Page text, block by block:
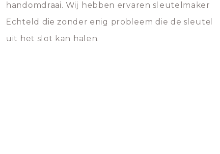
handomdraai. Wij hebben ervaren sleutelmaker
Echteld die zonder enig probleem die de sleutel
uit het slot kan halen.